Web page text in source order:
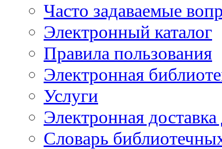
Часто задаваемые
Электронный каталог
Правила пользования
Электронная
Услуги
Электронная
Словарь